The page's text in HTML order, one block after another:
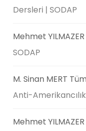
Dersleri | SODAP
Mehmet YILMAZER
SODAP
M. Sinan MERT
Anti-Amerikancılık
Mehmet YILMAZER